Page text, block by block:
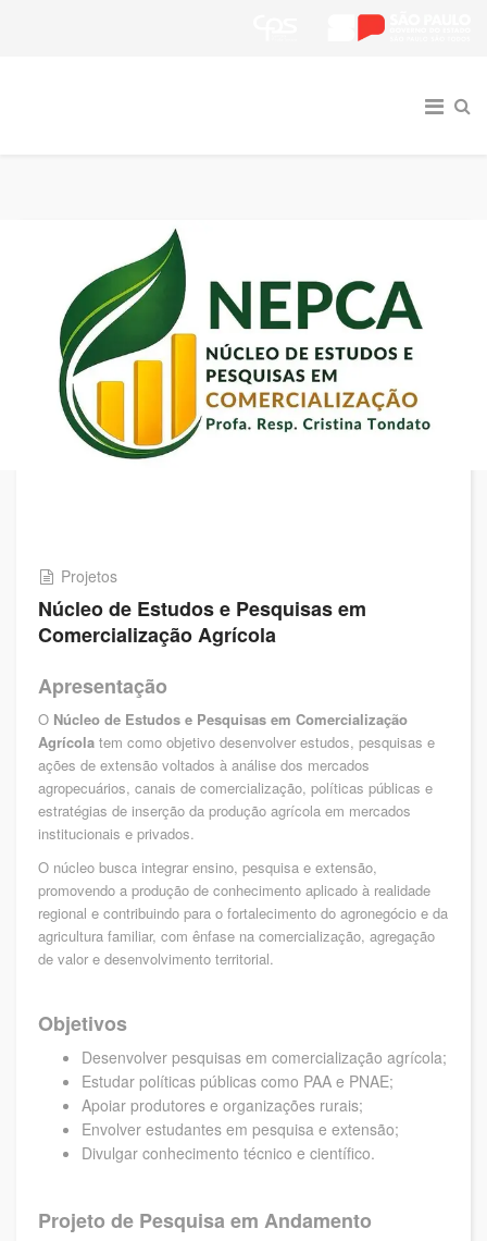
Projetos
Núcleo de Estudos e Pesquisas em
Comercialização Agrícola
Apresentação
O Núcleo de Estudos e Pesquisas em Comercialização
Agrícola tem como objetivo desenvolver estudos, pesquisas e
ações de extensão voltados à análise dos mercados
agropecuários, canais de comercialização, políticas públicas e
estratégias de inserção da produção agrícola em mercados
institucionais e privados.
O núcleo busca integrar ensino, pesquisa e extensão,
promovendo a produção de conhecimento aplicado à realidade
regional e contribuindo para o fortalecimento do agronegócio e da
agricultura familiar, com ênfase na comercialização, agregação
de valor e desenvolvimento territorial.
Objetivos
Desenvolver pesquisas em comercialização agrícola;
Estudar políticas públicas como PAA e PNAE;
Apoiar produtores e organizações rurais;
Envolver estudantes em pesquisa e extensão;
Divulgar conhecimento técnico e científico.
Projeto de Pesquisa em Andamento